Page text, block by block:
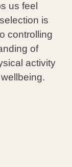
us feel
is
controlling
of
activity